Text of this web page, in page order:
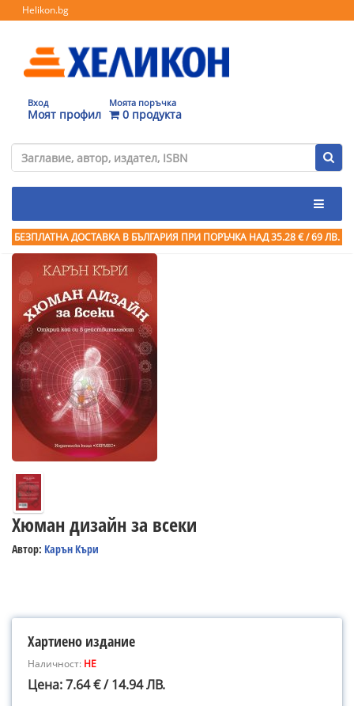
Helikon.bg
Вход
Моят профил
Моята поръчка
0 продукта
БЕЗПЛАТНА ДОСТАВКА В БЪЛГАРИЯ ПРИ ПОРЪЧКА НАД 35.28 € / 69 ЛВ.
Хюман дизайн за всеки
Автор: Карън Къри
Хартиено издание
Наличност: НЕ
Цена: 7.64 € / 14.94 ЛВ.